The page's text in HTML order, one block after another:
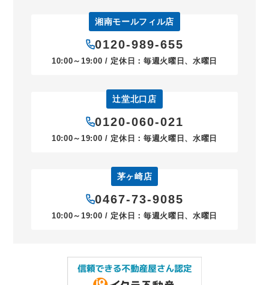
湘南モールフィル店
0120-989-655
10:00～19:00 / 定休日：毎週火曜日、水曜日
辻堂北口店
0120-060-021
10:00～19:00 / 定休日：毎週火曜日、水曜日
茅ヶ崎店
0467-73-9085
10:00～19:00 / 定休日：毎週火曜日、水曜日